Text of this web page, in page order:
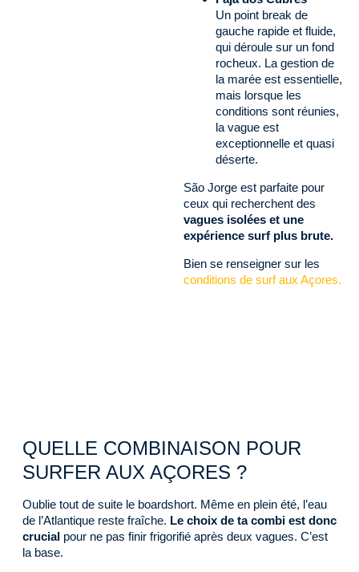
Un point break de
gauche rapide et fluide,
qui déroule sur un fond
rocheux. La gestion de
la marée est essentielle,
mais lorsque les
conditions sont réunies,
la vague est
exceptionnelle et quasi
déserte.
São Jorge est parfaite pour
ceux qui recherchent des
vagues isolées et une
expérience surf plus brute.
Bien se renseigner sur les
conditions de surf aux Açores.
QUELLE COMBINAISON POUR
SURFER AUX AÇORES ?
Oublie tout de suite le boardshort. Même en plein été, l’eau
de l’Atlantique reste fraîche. Le choix de ta combi est donc
crucial pour ne pas finir frigorifié après deux vagues. C’est
la base.